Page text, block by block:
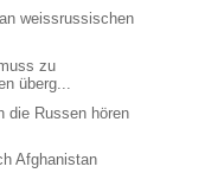
weissrussischen
zu
überg...
die Russen hören
Afghanistan